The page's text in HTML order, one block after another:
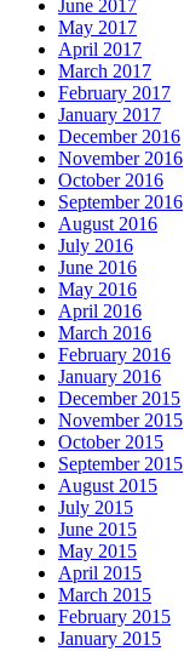
June 2017
May 2017
April 2017
March 2017
February 2017
January 2017
December 2016
November 2016
October 2016
September 2016
August 2016
July 2016
June 2016
May 2016
April 2016
March 2016
February 2016
January 2016
December 2015
November 2015
October 2015
September 2015
August 2015
July 2015
June 2015
May 2015
April 2015
March 2015
February 2015
January 2015